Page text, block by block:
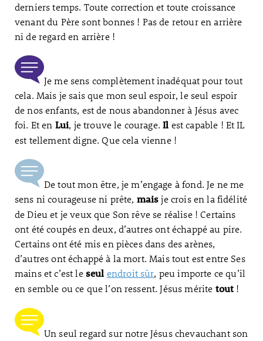
derniers temps. Toute correction et toute croissance
venant du Père sont bonnes ! Pas de retour en arrière
ni de regard en arrière !
Je me sens complètement inadéquat pour tout
cela. Mais je sais que mon seul espoir, le seul espoir
de nos enfants, est de nous abandonner à Jésus avec
foi. Et en Lui, je trouve le courage.Il est capable ! Et IL
est tellement digne. Que cela vienne !
De tout mon être, je m’engage à fond. Je ne me
sens ni courageuse ni prête, mais je crois en la fidélité
de Dieu et je veux que Son rêve se réalise ! Certains
ont été coupés en deux, d’autres ont échappé au pire.
Certains ont été mis en pièces dans des arènes,
d’autres ont échappé à la mort. Mais tout est entre Ses
mains et c’est le seul endroit sûr, peu importe ce qu’il
en semble ou ce que l’on ressent. Jésus mérite tout !
Un seul regard sur notre Jésus chevauchant son